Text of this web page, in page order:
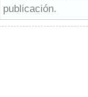
publicación.
-Importancia de